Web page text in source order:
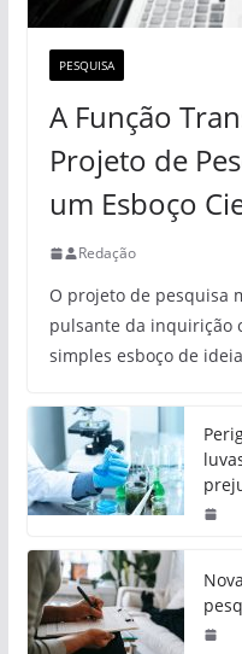
PESQUISA
A Função
Projeto de
um Esboço
Redação
O projeto de pesquisa
pulsante da inquirição
simples esboço de